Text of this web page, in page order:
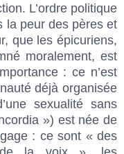
L’ordre politique
la peur des pères et
que les épicuriens,
moralement, est
: ce n’est
déjà organisée
sexualité sans
») est née de
: ce sont « des